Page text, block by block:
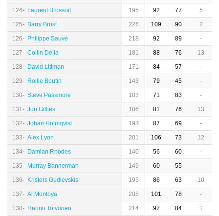
124- Laurent Brossoit 195 92 77 5
125- Barry Brust 226 109 90 2
126- Philippe Sauvé 218 92 89 -
127- Collin Delia 181 88 76 13
128- David Littman 171 84 57 -
129- Rollie Boutin 143 79 45 -
130- Steve Passmore 183 71 83 -
131- Jon Gillies 186 81 76 13
132- Johan Holmqvist 193 87 69 -
133- Alex Lyon 201 106 73 12
134- Damian Rhodes 140 56 60 -
135- Murray Bannerman 149 60 55 -
136- Kristers Gudlevskis 195 86 63 10
137- Al Montoya 208 101 78 -
138- Hannu Toivonen 214 97 84 1